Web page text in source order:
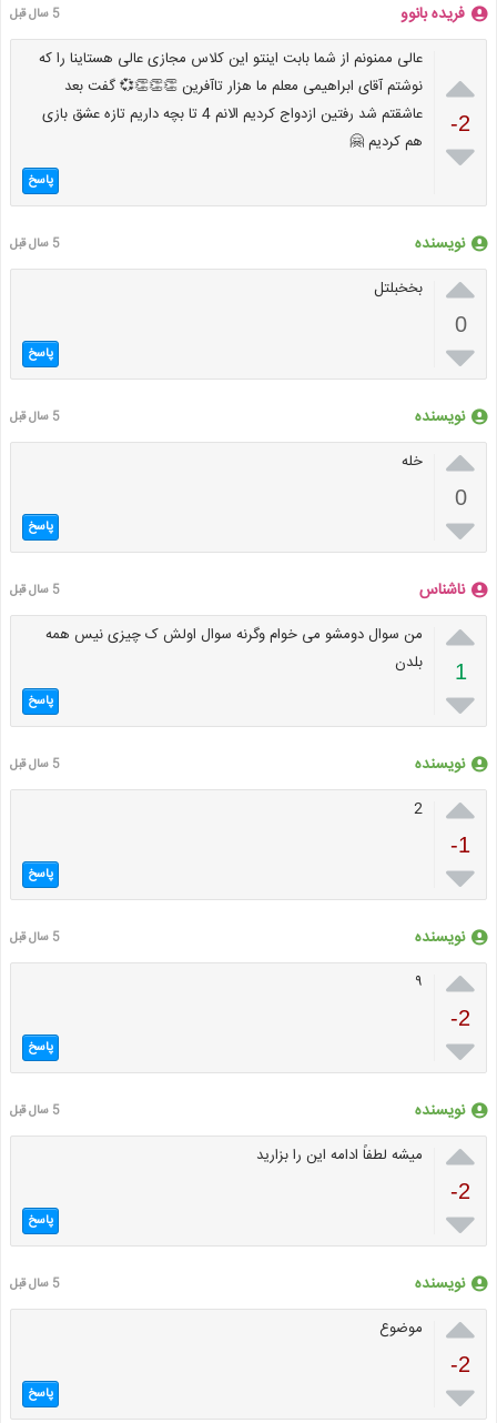
فریده بانوو 5 سال قبل

-2

عالی ممنونم از شما بابت اینتو این کلاس مجازی عالی هستاینا را که
نوشتم آقای ابراهیمی معلم ما هزار تاآفرین 👏👏👏💞 گفت بعد
عاشقتم شد رفتین ازدواج کردیم الانم 4 تا بچه داریم تازه عشق بازی
هم کردیم 🤗
پاسخ
نویسنده 5 سال قبل

0

بخخبلتل
پاسخ
نویسنده 5 سال قبل

0

خله
پاسخ
ناشناس 5 سال قبل

1

من سوال دومشو می خوام وگرنه سوال اولش ک چیزی نیس همه
بلدن
پاسخ
نویسنده 5 سال قبل

-1

2
پاسخ
نویسنده 5 سال قبل

-2

۹
پاسخ
نویسنده 5 سال قبل

-2

میشه لطفاً ادامه این را بزارید
پاسخ
نویسنده 5 سال قبل

-2

موضوع
پاسخ